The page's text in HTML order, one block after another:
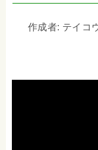
作成者: テイコ